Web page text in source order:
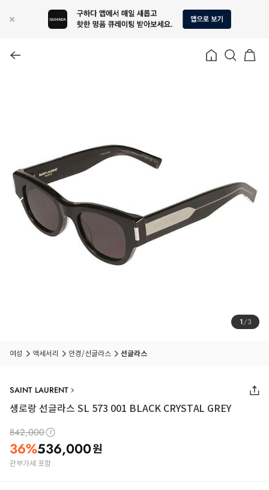
1/3
여성 액세서리 안경/선글라스 선글라스
SAINT LAURENT
생로랑 선글라스 SL 573 001 BLACK CRYSTAL GREY
842,000
36%536,000원
관부가세 포함